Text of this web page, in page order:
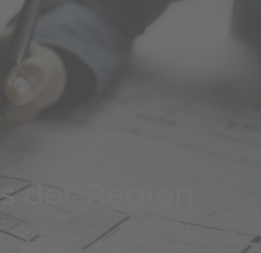
der Region